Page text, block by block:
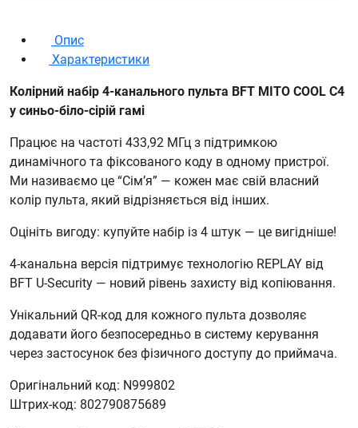
Опис
Характеристики
Колірний набір 4-канального пульта BFT MITO COOL C4
у синьо-біло-сірій гамі
Працює на частоті 433,92 МГц з підтримкою
динамічного та фіксованого коду в одному пристрої.
Ми називаємо це “Сім’я” — кожен має свій власний
колір пульта, який відрізняється від інших.
Оцініть вигоду: купуйте набір із 4 штук — це вигідніше!
4-канальна версія підтримує технологію REPLAY від
BFT U-Security — новий рівень захисту від копіювання.
Унікальний QR-код для кожного пульта дозволяє
додавати його безпосередньо в систему керування
через застосунок без фізичного доступу до приймача.
Оригінальний код: N999802
Штрих-код: 802790875689